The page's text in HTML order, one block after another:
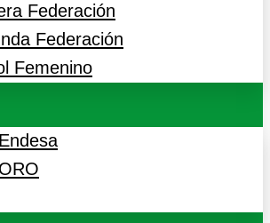
Federación
Federación
Femenino